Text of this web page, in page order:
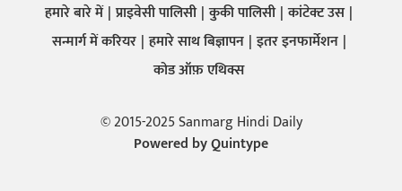
हमारे बारे में प्राइवेसी पालिसी कुकी पालिसी कांटेक्ट उस
सन्मार्ग में करियर हमारे साथ बिज्ञापन इतर इनफार्मेशन
कोड ऑफ़ एथिक्स
© 2015-2025 Sanmarg Hindi Daily
Powered byQuintype